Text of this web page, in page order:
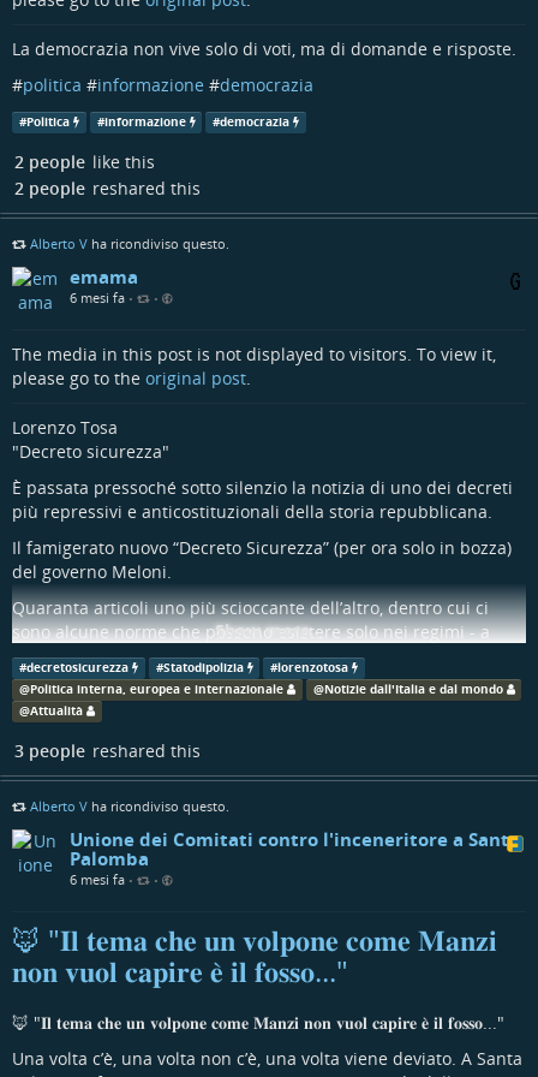
La democrazia non vive solo di voti, ma di domande e risposte.
#politica #informazione #democrazia
#Politica #informazione #democrazia
2 people like this
2 people reshared this
Alberto V ha ricondiviso questo.
emama
6 mesi fa • •
The media in this post is not displayed to visitors. To view it,
please go to the original post.
Lorenzo Tosa
"Decreto sicurezza"
È passata pressoché sotto silenzio la notizia di uno dei decreti
più repressivi e anticostituzionali della storia repubblicana.
Il famigerato nuovo “Decreto Sicurezza” (per ora solo in bozza)
del governo Meloni.
Quaranta articoli uno più scioccante dell’altro, dentro cui ci
sono alcune norme che possono esistere solo nei regimi - a
proposito di regimi, parola che la destra-destra ha appena
imparato e pronuncia a caso.
Nel disordine:
Sarà represso, punito e criminalizzato ogni forma di dissenso,
trasformato da diritto costituzionalmente garantito a problema
di ordine pubblico.
Si rischiano multe salatissime (fino a 5000 euro) anche solo per
aver manifestato per Gaza o altre cause sgradite.
trattenere per 12 ore i manifestanti sospettati di rappresentare
un pericolo. In pratica, chiunque decidano le forze dell’ordine,
in qualunque momento.
E, mentre i cittadini vengono manganellati a colpi di decreto,
scatta anche lo scudo penale per gli agenti, vecchio pallino
Show more...
#decretosicurezza #Statodipolizia #lorenzotosa
@Politica interna, europea e internazionale @Notizie dall'Italia e dal mondo
@Attualità
3 people reshared this
Alberto V ha ricondiviso questo.
Unione dei Comitati contro l'inceneritore a Santa
Palomba
6 mesi fa • •
🦊 "𝐈𝐥 𝐭𝐞𝐦𝐚 𝐜𝐡𝐞 𝐮𝐧 𝐯𝐨𝐥𝐩𝐨𝐧𝐞 𝐜𝐨𝐦𝐞 𝐌𝐚𝐧𝐳𝐢
𝐧𝐨𝐧 𝐯𝐮𝐨𝐥 𝐜𝐚𝐩𝐢𝐫𝐞 𝐞̀ 𝐢𝐥 𝐟𝐨𝐬𝐬𝐨..."
🦊 "𝐈𝐥 𝐭𝐞𝐦𝐚 𝐜𝐡𝐞 𝐮𝐧 𝐯𝐨𝐥𝐩𝐨𝐧𝐞 𝐜𝐨𝐦𝐞 𝐌𝐚𝐧𝐳𝐢 𝐧𝐨𝐧 𝐯𝐮𝐨𝐥 𝐜𝐚𝐩𝐢𝐫𝐞 𝐞̀ 𝐢𝐥 𝐟𝐨𝐬𝐬𝐨..."
Una volta c’è, una volta non c’è, una volta viene deviato. A Santa